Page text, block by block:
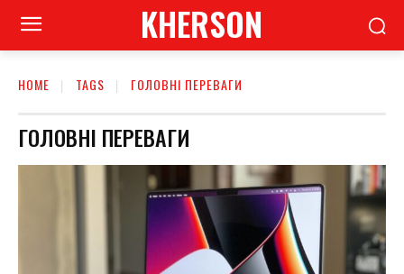
KHERSON
HOME TAGS ГОЛОВНІ ПЕРЕВАГИ
ГОЛОВНІ ПЕРЕВАГИ